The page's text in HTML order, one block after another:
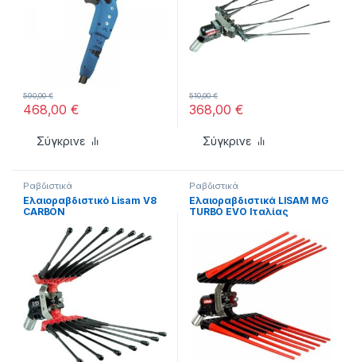
468,00€
590,00€
Σύγκρινε
368,00€
510,00€
Σύγκρινε
Ραβδιστικά
Ελαιοραβδιστικό Lisam V8
CARBON
Ραβδιστικά
Ελαιοραβδιστικά LISAM MG
TURBO EVO Ιταλίας